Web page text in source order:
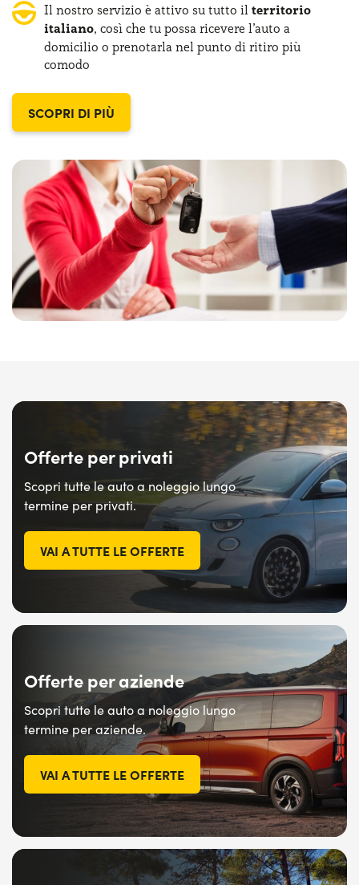
Il nostro servizio è attivo su tutto il territorio
italiano, così che tu possa ricevere l’auto a
domicilio o prenotarla nel punto di ritiro più
comodo
SCOPRI DI PIÙ
Offerte per privati
Scopri tutte le auto a noleggio lungo
termine per privati.
VAI A TUTTE LE OFFERTE
Offerte per aziende
Scopri tutte le auto a noleggio lungo
termine per aziende.
VAI A TUTTE LE OFFERTE